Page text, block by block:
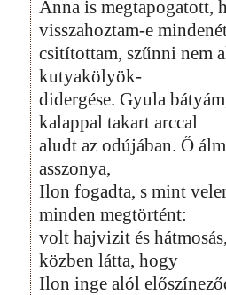
Anna is megtapogatott,
visszahoztam-e
csitítottam, szűnni nem
kutyakölyök-
didergése. Gyula
kalappal takart arccal
aludt az odújában. Ő
asszonya,
Ilon fogadta, s mint
minden megtörtént:
volt hajvizit és
közben látta, hogy
Ilon inge alól